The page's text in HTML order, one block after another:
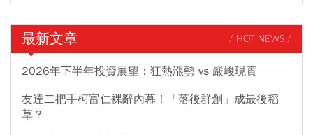
最新文章 / HOT NEWS /
2026年下半年投資展望：狂熱漲勢 vs 嚴峻現實
友達二把手柯富仁裸辭內幕！「落後群創」成最後稻
草？